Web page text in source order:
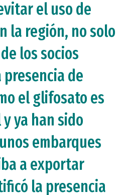
el uso de
la región, no solo
los socios
de
el glifosato es
ya han sido
embarques
a exportar
la presencia